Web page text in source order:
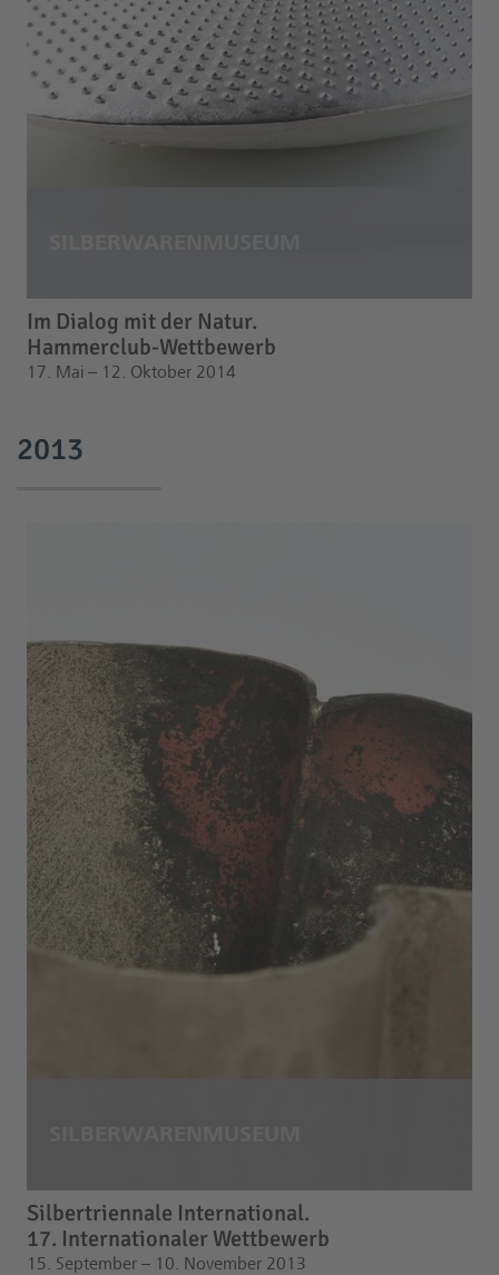
Im Dialog mit der Natur.
Hammerclub-Wettbewerb
17. Mai – 12. Oktober 2014
2013
Silbertriennale International.
17. Internationaler Wettbewerb
15. September – 10. November 2013